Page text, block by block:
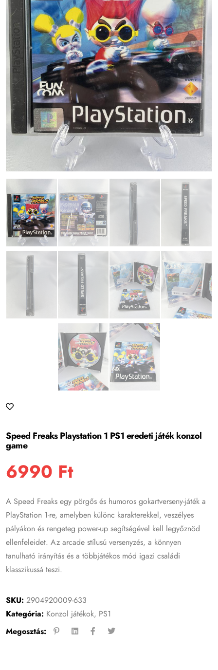
Speed Freaks Playstation 1 PS1 eredeti játék konzol
game
6990 Ft
A Speed Freaks egy pörgős és humoros gokartverseny-játék a
PlayStation 1-re, amelyben különc karakterekkel, veszélyes
pályákon és rengeteg power-up segítségével kell legyőznöd
ellenfeleidet. Az arcade stílusú versenyzés, a könnyen
tanulható irányítás és a többjátékos mód igazi családi
klasszikussá teszi.
SKU:2904920009-633
Kategória: Konzol játékok, PS1
Megosztás: